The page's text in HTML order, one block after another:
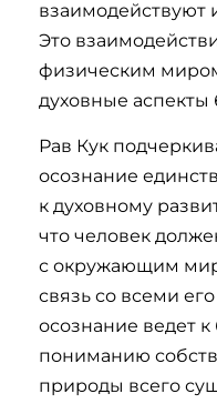
взаимодействуют
Это
физическим
духовные аспекты
Рав Кук
осознание
к духовному
что человек
с окружающим
связь со всеми
осознание ведет
пониманию
природы всего